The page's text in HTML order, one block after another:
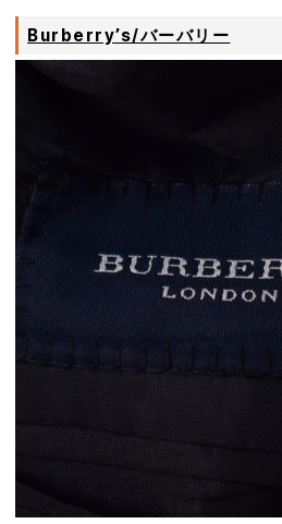
Burberry’s/バーバリー